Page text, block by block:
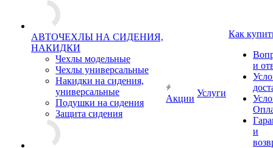
АВТОЧЕХЛЫ НА СИДЕНИЯ,
НАКИДКИ
Чехлы модельные
Чехлы универсальные
Накидки на сидения,
универсальные
Подушки на сидения
Защита сидения
Акции
Услуги
Как
и
и